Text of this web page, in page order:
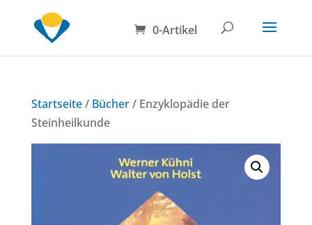
0-Artikel
Startseite/ Bücher/ Enzyklopädie der
Steinheilkunde